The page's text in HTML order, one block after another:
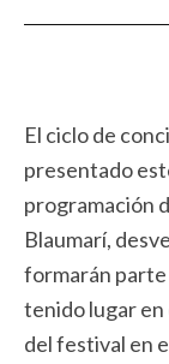
El ciclo de
presentado
programación
Blaumarí,
formarán parte
tenido lugar en
del festival en